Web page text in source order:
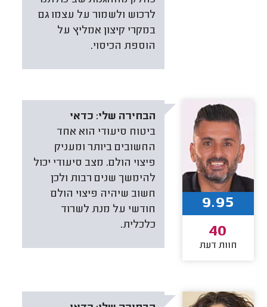
לרכוש ולשמור על עצמו גם
במקרי קיצון אמליץ על
הוספת הכיסוי.
הבחירה שלי: כדאי
ביטוח סיעודי הוא אחד
החשובים ביותר ומעניק
פיצוי הולם. מצב סיעודי יכול
להימשך שנים רבות ולכן
חשוב שיהיה פיצוי הולם
חודשי על מנת לשרוד
כלכלית.
9.95
40
חוות דעת